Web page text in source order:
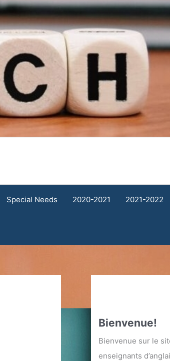
Special Needs 2020-2021 2021-2022
Bienvenue!
Bienvenue sur le
enseignants